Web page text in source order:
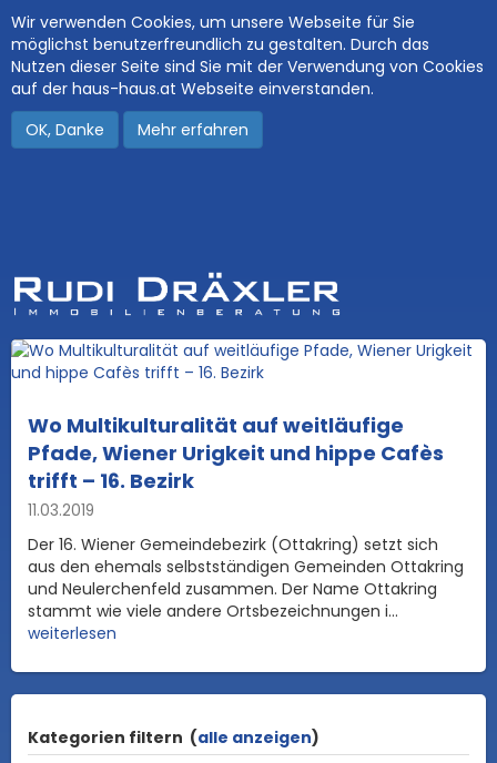
Wir verwenden Cookies, um unsere Webseite für Sie
möglichst benutzerfreundlich zu gestalten. Durch das
Nutzen dieser Seite sind Sie mit der Verwendung von Cookies
auf der haus-haus.at Webseite einverstanden.
OK, Danke
Mehr erfahren
Wo Multikulturalität auf weitläufige
Pfade, Wiener Urigkeit und hippe Cafès
trifft – 16. Bezirk
11.03.2019
Der 16. Wiener Gemeindebezirk (Ottakring) setzt sich
aus den ehemals selbstständigen Gemeinden Ottakring
und Neulerchenfeld zusammen. Der Name Ottakring
stammt wie viele andere Ortsbezeichnungen i...
weiterlesen
Kategorien filtern (alle anzeigen)